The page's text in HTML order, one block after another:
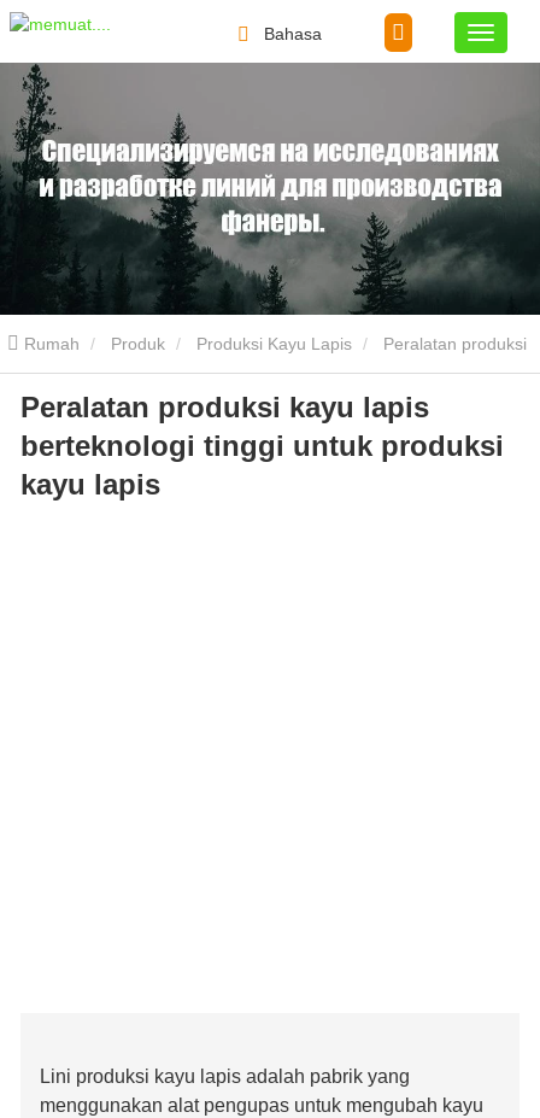
Bahasa
Rumah Produk Produksi Kayu Lapis
kayu lapis berteknologi tinggi untuk produksi kayu lapis
Peralatan produksi kayu lapis
berteknologi tinggi untuk produksi
kayu lapis
Lini produksi kayu lapis adalah pabrik yang
menggunakan alat pengupas untuk mengubah kayu